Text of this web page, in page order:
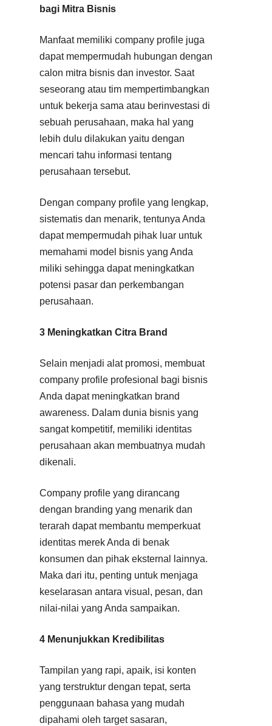
bagi Mitra Bisnis
Manfaat memiliki company profile juga
dapat mempermudah hubungan dengan
calon mitra bisnis dan investor. Saat
seseorang atau tim mempertimbangkan
untuk bekerja sama atau berinvestasi di
sebuah perusahaan, maka hal yang
lebih dulu dilakukan yaitu dengan
mencari tahu informasi tentang
perusahaan tersebut.
Dengan company profile yang lengkap,
sistematis dan menarik, tentunya Anda
dapat mempermudah pihak luar untuk
memahami model bisnis yang Anda
miliki sehingga dapat meningkatkan
potensi pasar dan perkembangan
perusahaan.
3 Meningkatkan Citra Brand
Selain menjadi alat promosi, membuat
company profile profesional bagi bisnis
Anda dapat meningkatkan brand
awareness. Dalam dunia bisnis yang
sangat kompetitif, memiliki identitas
perusahaan akan membuatnya mudah
dikenali.
Company profile yang dirancang
dengan branding yang menarik dan
terarah dapat membantu memperkuat
identitas merek Anda di benak
konsumen dan pihak eksternal lainnya.
Maka dari itu, penting untuk menjaga
keselarasan antara visual, pesan, dan
nilai-nilai yang Anda sampaikan.
4 Menunjukkan Kredibilitas
Tampilan yang rapi, apaik, isi konten
yang terstruktur dengan tepat, serta
penggunaan bahasa yang mudah
dipahami oleh target sasaran,